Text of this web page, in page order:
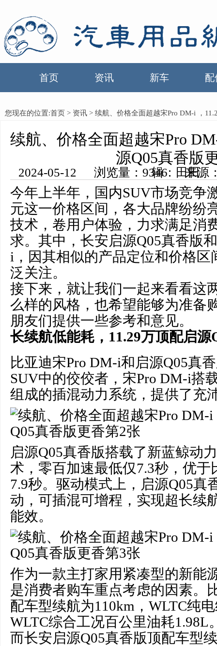
首页 资讯 新车 配
您现在的位置:首页 > 资讯 > 续航、价格全面超越宋Pro DM-i ，
续航、价格全面超越宋Pro
源Q05真香版
2024-05-12 浏览量：9346 来源：中国汽车用品网 编辑：田田
今年上半年，国内SUV市场竞争
元这一价格区间，各大品牌纷纷
技术，卷用户体验，力求满足消
求。其中，长安启源Q05真香版
i，因其相似的产品定位和价格区
泛关注。
接下来，就让我们一起来看看这
么样的风格，也希望能够为准备
朋友们提供一些参考和意见。
长续航低能耗， 11.29万顶配启源
比亚迪宋Pro DM-i和启源Q05真
SUV中的佼佼者，宋Pro DM-i搭
组成的插混动力系统，提供了充
启源Q05真香版搭载了新蓝鲸动
术，零百加速最低仅7.3秒，优于
7.9秒。驱动模式上，启源Q05真
动，可插混可增程，实现超长续
能效。
作为一款主打家用紧凑型的新能
是消费者购车重点考虑的因素。
配车型续航为110km，WLTC纯
WLTC综合工况百公里油耗1.98L
而长安启源Q05真香版顶配车型